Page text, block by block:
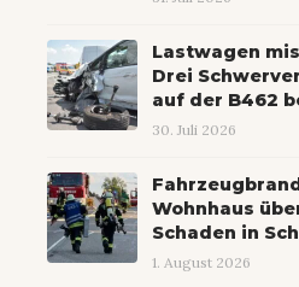
Lastwagen
Drei
auf der B462
30. Juli 2026
Wohnhaus
Schaden in
1. August 2026